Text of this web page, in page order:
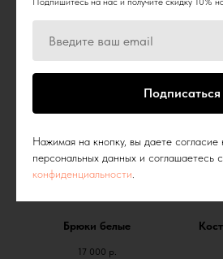
Брюки белые
17 000 р.
Подписаться
Нажимая на кнопку, вы даете согласие
персональных данных и соглашаетесь c
конфиденциальности